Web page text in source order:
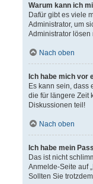
Warum kann ich
Dafür gibt es viele
Administrator, um
Administrator lösen
Nach oben
Ich habe mich vor
Es kann sein, dass
die für längere Zeit
Diskussionen teil!
Nach oben
Ich habe mein
Das ist nicht
Anmelde-Seite auf
Sollten Sie